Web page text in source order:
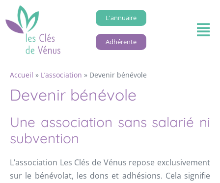
L'annuaire
Adhérente
Accueil » L’association » Devenir bénévole
Devenir bénévole
Une association sans salarié ni
subvention
L’association Les Clés de Vénus repose exclusivement
sur le bénévolat, les dons et adhésions. Cela signifie